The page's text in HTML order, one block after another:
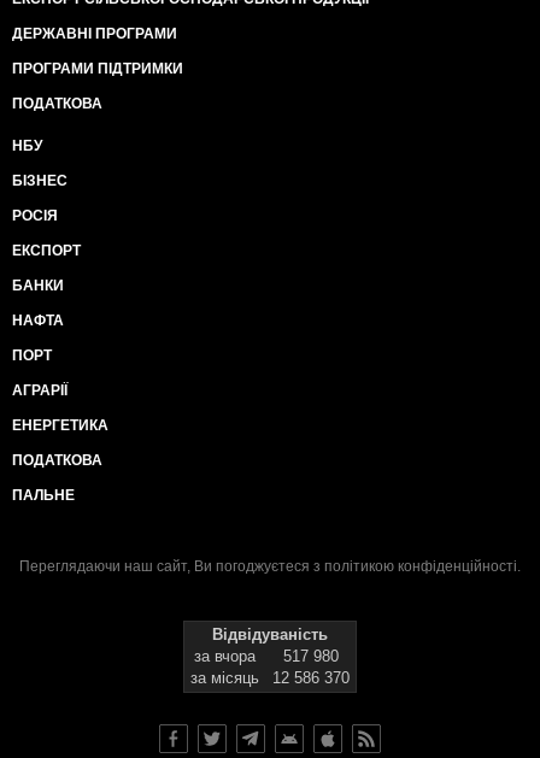
ДЕРЖАВНІ ПРОГРАМИ
ПРОГРАМИ ПІДТРИМКИ
ПОДАТКОВА
НБУ
БІЗНЕС
РОСІЯ
ЕКСПОРТ
БАНКИ
НАФТА
ПОРТ
АГРАРІЇ
ЕНЕРГЕТИКА
ПОДАТКОВА
ПАЛЬНЕ
Переглядаючи наш сайт, Ви погоджуєтеся з політикою конфіденційності.
Відвідуваність
за вчора
517 980
за місяць
12 586 370